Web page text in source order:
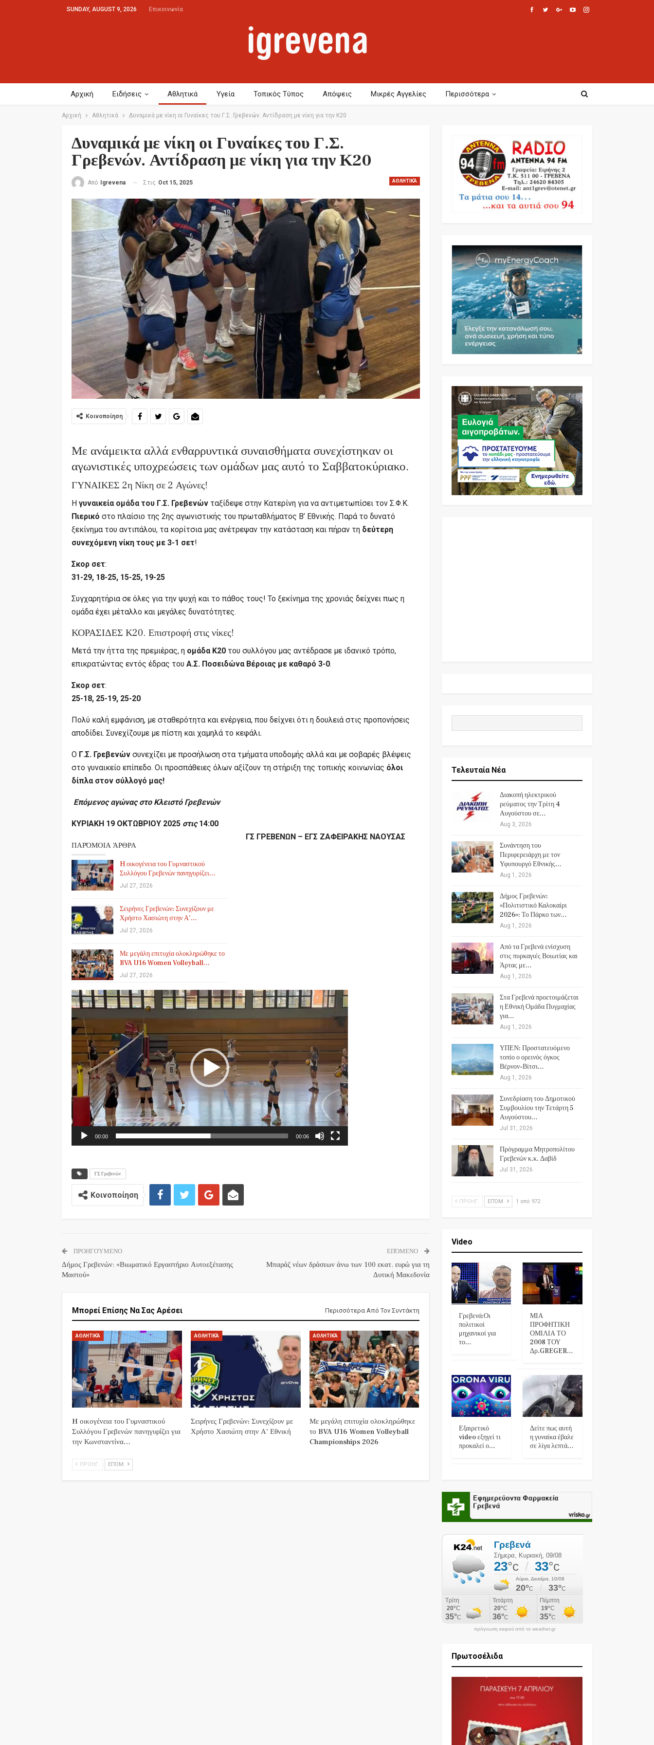
SUNDAY, AUGUST 9, 2026 Επικοινωνία
Αρχική Ειδήσεις Αθλητικά Υγεία Τοπικός Τύπος Απόψεις Μικρές Αγγελίες Περισσότερα
Αρχική Αθλητικά Δυναμικά με νίκη οι Γυναίκες του Γ.Σ. Γρεβενών. Αντίδραση με νίκη για την Κ20
Δυναμικά με νίκη οι Γυναίκες του Γ.Σ.
Γρεβενών. Αντίδραση με νίκη για την Κ20
ΑΘΛΗΤΙΚΆ
Από Igrevena Στις Oct 15, 2025
Κοινοποίηση
Με ανάμεικτα αλλά ενθαρρυντικά συναισθήματα συνεχίστηκαν οι
αγωνιστικές υποχρεώσεις των ομάδων μας αυτό το Σαββατοκύριακο.
ΓΥΝΑΙΚΕΣ 2η Νίκη σε 2 Αγώνες!
Η γυναικεία ομάδα του Γ.Σ. Γρεβενών ταξίδεψε στην Κατερίνη για να αντιμετωπίσει τον Σ.Φ.Κ.
Πιερικό στο πλαίσιο της 2ης αγωνιστικής του πρωταθλήματος Β’ Εθνικής. Παρά το δυνατό
ξεκίνημα του αντιπάλου, τα κορίτσια μας ανέτρεψαν την κατάσταση και πήραν τη δεύτερη
συνεχόμενη νίκη τους με 3-1 σετ!
Σκορ σετ:
31-29, 18-25, 15-25, 19-25
Συγχαρητήρια σε όλες για την ψυχή και το πάθος τους! Το ξεκίνημα της χρονιάς δείχνει πως η
ομάδα έχει μέταλλο και μεγάλες δυνατότητες.
ΚΟΡΑΣΙΔΕΣ Κ20. Επιστροφή στις νίκες!
Μετά την ήττα της πρεμιέρας, η ομάδα Κ20 του συλλόγου μας αντέδρασε με ιδανικό τρόπο,
επικρατώντας εντός έδρας του Α.Σ. Ποσειδώνα Βέροιας με καθαρό 3-0.
Σκορ σετ:
25-18, 25-19, 25-20
Πολύ καλή εμφάνιση, με σταθερότητα και ενέργεια, που δείχνει ότι η δουλειά στις προπονήσεις
αποδίδει. Συνεχίζουμε με πίστη και χαμηλά το κεφάλι.
Ο Γ.Σ. Γρεβενών συνεχίζει με προσήλωση στα τμήματα υποδομής αλλά και με σοβαρές βλέψεις
στο γυναικείο επίπεδο. Οι προσπάθειες όλων αξίζουν τη στήριξη της τοπικής κοινωνίας όλοι
δίπλα στον σύλλογό μας!
Επόμενος αγώνας στο Κλειστό Γρεβενών
ΚΥΡΙΑΚΗ 19 ΟΚΤΩΒΡΙΟΥ 2025 στις14:00
ΠΑΡΌΜΟΙΑ ΆΡΘΡΑ
H οικογένεια του Γυμναστικού
Συλλόγου Γρεβενών πανηγυρίζει…
Jul 27, 2026
Σειρήνες Γρεβενών: Συνεχίζουν με
Χρήστο Χασιώτη στην Α’…
Jul 27, 2026
Με μεγάλη επιτυχία ολοκληρώθηκε το
BVA U16 Women Volleyball…
Jul 27, 2026
ΓΣ ΓΡΕΒΕΝΩΝ – ΕΓΣ ΖΑΦΕΙΡΑΚΗΣ ΝΑΟΥΣΑΣ
00:00 00:06
ΓΣ Γρεβενών
Κοινοποίηση
ΠΡΟΗΓΟΎΜΕΝΟ
Δήμος Γρεβενών: «Βιωματικό Εργαστήριο Αυτοεξέτασης
Μαστού»
ΕΠΌΜΕΝΟ
Μπαράζ νέων δράσεων άνω των 100 εκατ. ευρώ για τη
Δυτική Μακεδονία
Μπορεί Επίσης Να Σας Αρέσει Περισσότερα Από Τον Συντάκτη
ΑΘΛΗΤΙΚΆ
H οικογένεια του Γυμναστικού
Συλλόγου Γρεβενών πανηγυρίζει για
την Κωνσταντίνα…
ΑΘΛΗΤΙΚΆ
Σειρήνες Γρεβενών: Συνεχίζουν με
Χρήστο Χασιώτη στην Α’ Εθνική
ΑΘΛΗΤΙΚΆ
Με μεγάλη επιτυχία ολοκληρώθηκε
το BVA U16 Women Volleyball
Championships 2026
ΠΡΟΗΓ. ΕΠΌΜ.
Τελευταία Νέα
Διακοπή ηλεκτρικού
ρεύματος την Τρίτη 4
Αυγούστου σε…
Aug 3, 2026
Συνάντηση του
Περιφερειάρχη με τον
Υφυπουργό Εθνικής…
Aug 1, 2026
Δήμος Γρεβενών:
«Πολιτιστικό Καλοκαίρι
2026»: Το Πάρκο των…
Aug 1, 2026
Από τα Γρεβενά ενίσχυση
στις πυρκαγιές Βοιωτίας και
Άρτας με…
Aug 1, 2026
Στα Γρεβενά προετοιμάζεται
η Εθνική Ομάδα Πυγμαχίας
για…
Aug 1, 2026
ΥΠΕΝ: Προστατευόμενο
τοπίο ο ορεινός όγκος
Βέρνον-Βίτσι…
Aug 1, 2026
Συνεδρίαση του Δημοτικού
Συμβουλίου την Τετάρτη 5
Αυγούστου…
Jul 31, 2026
Πρόγραμμα Μητροπολίτου
Γρεβενών κ.κ. Δαβίδ
Jul 31, 2026
ΠΡΟΗΓ. ΕΠΌΜ. 1 από 972
Video
Γρεβενά:Οι
πολιτικοί
μηχανικοί για
το…
ΜΙΑ
ΠΡΟΦΗΤΙΚΗ
ΟΜΙΛΙΑ ΤΟ
2008 ΤΟΥ
Δρ.GREGER…
Εξαιρετικό
video εξηγεί τι
προκαλεί ο…
Δείτε πως αυτή
η γυναίκα έβαλε
σε λίγα λεπτά…
πρόγνωση καιρού από το weather.gr
Πρωτοσέλιδα